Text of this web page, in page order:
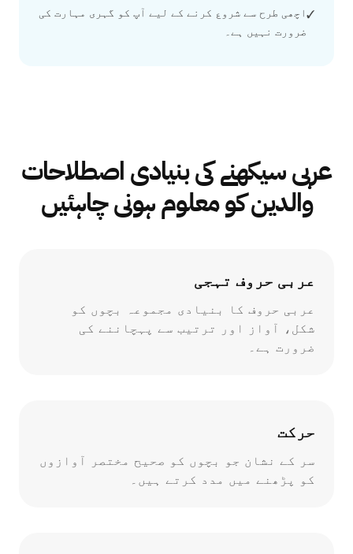
✓اچھی طرح سے شروع کرنے کے لیے آپ کو گہری مہارت کی
ضرورت نہیں ہے۔
عربی سیکھنے کی بنیادی اصطلاحات
والدین کو معلوم ہونی چاہئیں
عربی حروف تہجی
عربی حروف کا بنیادی مجموعہ بچوں کو
شکل، آواز اور ترتیب سے پہچاننے کی
ضرورت ہے۔
حرکت
سر کے نشان جو بچوں کو صحیح مختصر آوازوں
کو پڑھنے میں مدد کرتے ہیں۔